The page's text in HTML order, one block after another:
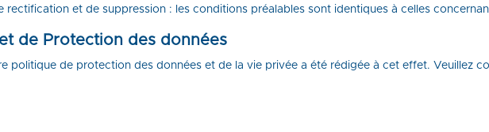
et de suppression : les conditions préalables sont identiques à celles
de Protection des données
politique de protection des données et de la vie privée a été rédigée à cet effet. Veuillez